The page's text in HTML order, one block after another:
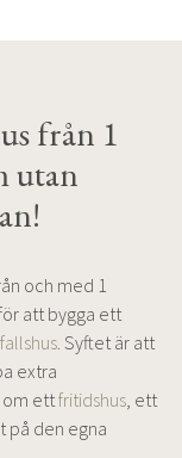
från 1
utan
och med 1
att bygga ett
. Syftet är att
extra
om ettfritidshus, ett
på den egna